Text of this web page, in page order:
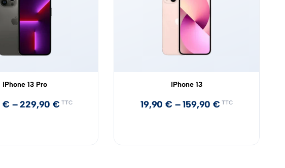
iPhone 13 Pro
€ –229,90€ TTC
iPhone 13
19,90€ –159,90€ TTC